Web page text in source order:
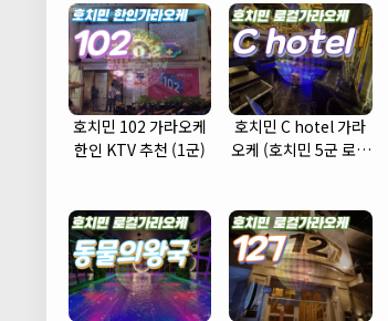
호치민 102 가라오케
한인 KTV 추천 (1군)
호치민 C hotel 가라
오케 (호치민 5군 로컬